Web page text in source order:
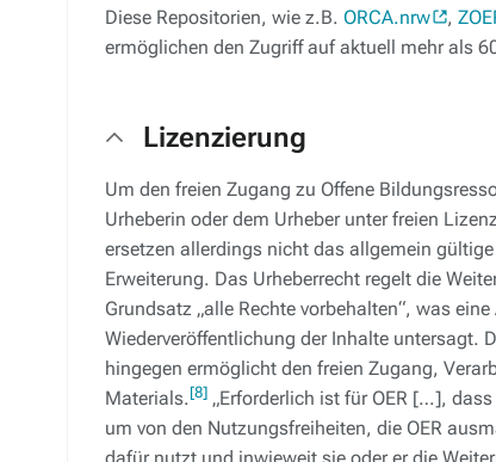
Diese Repositorien, wie z.B. ORCA.nrw ,
ermöglichen den Zugriff auf aktuell mehr als
Lizenzierung
Um den freien Zugang zu Offene
Urheberin oder dem Urheber unter freien
ersetzen allerdings nicht das allgemein
Erweiterung. Das Urheberrecht regelt die
Grundsatz „alle Rechte vorbehalten“, was
Wiederveröffentlichung der Inhalte untersagt.
hingegen ermöglicht den freien Zugang,
Materials.[8] „Erforderlich ist für OER […],
um von den Nutzungsfreiheiten, die OER